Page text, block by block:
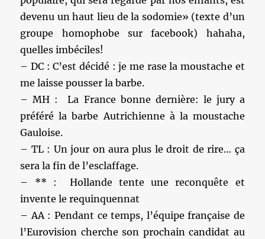
devenu un haut lieu de la sodomie» (texte d’un
groupe homophobe sur facebook) hahaha,
quelles imbéciles!
– DC : C’est décidé : je me rase la moustache et
me laisse pousser la barbe.
– MH : La France bonne dernière: le jury a
préféré la barbe Autrichienne à la moustache
Gauloise.
– TL : Un jour on aura plus le droit de rire… ça
sera la fin de l’esclaffage.
– ** : Hollande tente une reconquête et
invente le requinquennat
– AA : Pendant ce temps, l’équipe française de
l’Eurovision cherche son prochain candidat au